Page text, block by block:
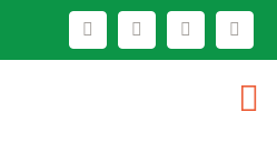
LinkedIn
Instagram
YouTube
Facebook